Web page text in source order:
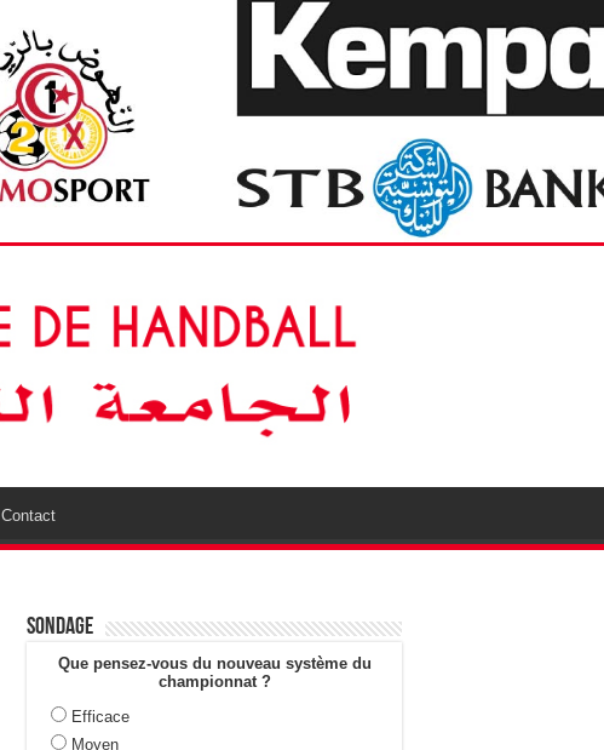
Contact
Sondage
Que pensez-vous du nouveau système du
championnat ?
Efficace
Moyen